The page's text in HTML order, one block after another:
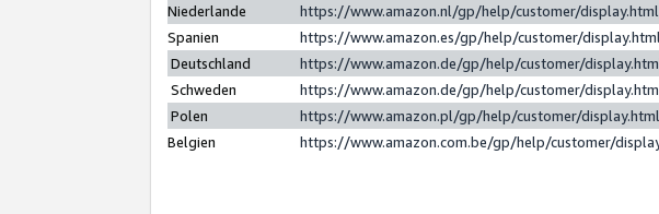
Niederlande
https://www.amazon.nl/gp/help/customer/
Spanien
https://www.amazon.es/gp/help/customer/
Deutschland
https://www.amazon.de/gp/help/customer/
Schweden
https://www.amazon.de/gp/help/customer/
Polen
https://www.amazon.pl/gp/help/customer/
Belgien
https://www.amazon.com.be/gp/help/customer/